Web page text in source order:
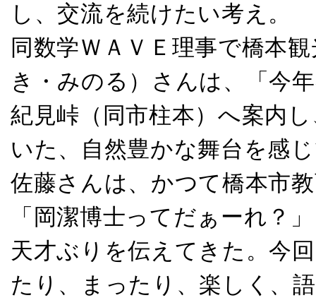
し、交流を続けたい考え。
同数学ＷＡＶＥ理事で橋本
き・みのる）さんは、「今
紀見峠（同市柱本）へ案内
いた、自然豊かな舞台を感
佐藤さんは、かつて橋本市
「岡潔博士ってだぁーれ？
天才ぶりを伝えてきた。今
たり、まったり、楽しく、